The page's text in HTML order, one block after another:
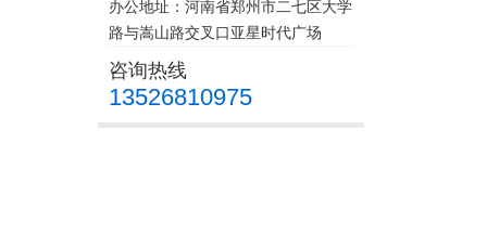
办公地址：河南省郑州市二七区大学
路与嵩山路交叉口亚星时代广场
咨询热线
13526810975